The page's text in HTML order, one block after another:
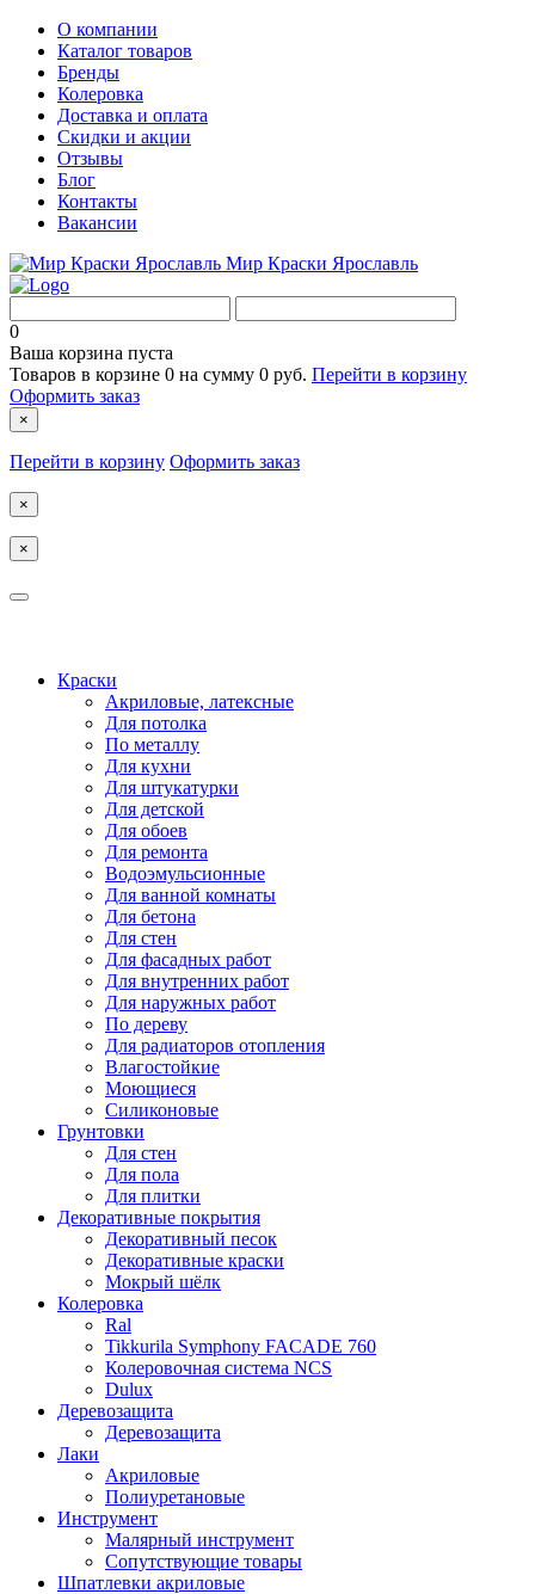
О компании
Каталог товаров
Бренды
Колеровка
Доставка и оплата
Скидки и акции
Отзывы
Блог
Контакты
Вакансии
Мир Краски Ярославль
0
Ваша корзина пуста
Товаров в корзине 0 на сумму 0 руб. Перейти в корзину
Оформить заказ
×
Перейти в корзину Оформить заказ
×
×
Краски
Акриловые, латексные
Для потолка
По металлу
Для кухни
Для штукатурки
Для детской
Для обоев
Для ремонта
Водоэмульсионные
Для ванной комнаты
Для бетона
Для стен
Для фасадных работ
Для внутренних работ
Для наружных работ
По дереву
Для радиаторов отопления
Влагостойкие
Моющиеся
Силиконовые
Грунтовки
Для стен
Для пола
Для плитки
Декоративные покрытия
Декоративный песок
Декоративные краски
Мокрый шёлк
Колеровка
Ral
Tikkurila Symphony FACADE 760
Колеровочная система NCS
Dulux
Деревозащита
Деревозащита
Лаки
Акриловые
Полиуретановые
Инструмент
Малярный инструмент
Сопутствующие товары
Шпатлевки акриловые